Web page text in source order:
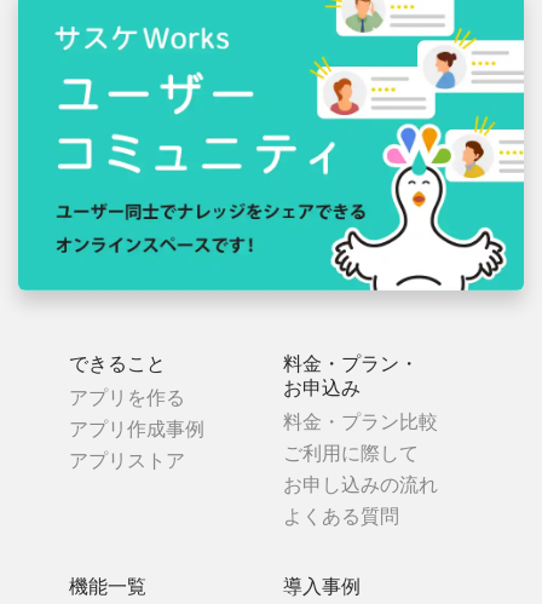
できること
アプリを作る
アプリ作成事例
アプリストア
機能一覧
料金・プラン・
お申込み
料金・プラン比較
ご利用に際して
お申し込みの流れ
よくある質問
導入事例